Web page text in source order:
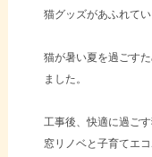
猫グッズがあふれてい
猫が暑い夏を過ごす
ました。
工事後、快適に過ご
窓リノベと子育てエ